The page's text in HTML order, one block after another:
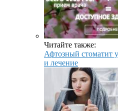
Читайте также:
Афтозный стоматит
и лечение